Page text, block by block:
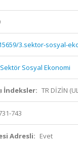
3.sektor-sosyal-
Sosyal Ekonomi
İndeksler: TR DİZİN
743
Adresli: Evet